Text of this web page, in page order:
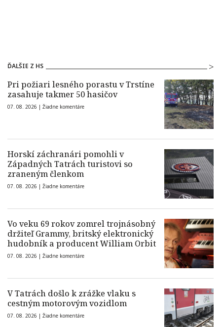
ĎALŠIE Z HS
Pri požiari lesného porastu v Trstíne
zasahuje takmer 50 hasičov
07. 08. 2026 | Žiadne komentáre
Horskí záchranári pomohli v
Západných Tatrách turistovi so
zraneným členkom
07. 08. 2026 | Žiadne komentáre
Vo veku 69 rokov zomrel trojnásobný
držiteľ Grammy, britský elektronický
hudobník a producent William Orbit
07. 08. 2026 | Žiadne komentáre
V Tatrách došlo k zrážke vlaku s
cestným motorovým vozidlom
07. 08. 2026 | Žiadne komentáre